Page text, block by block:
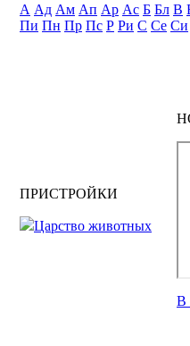
А Ад Ам Ап Ар Ас Б Бл В
Пи Пн Пр Пс Р Ри С Се Си
ПРИСТРОЙКИ
Царство животных
В